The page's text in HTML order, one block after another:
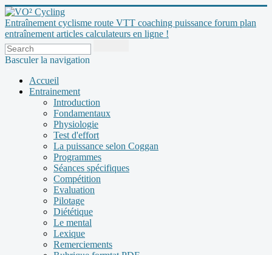
Entraînement cyclisme route VTT coaching puissance forum plan
entraînement articles calculateurs en ligne !
Basculer la navigation
Accueil
Entrainement
Introduction
Fondamentaux
Physiologie
Test d'effort
La puissance selon Coggan
Programmes
Séances spécifiques
Compétition
Evaluation
Pilotage
Diététique
Le mental
Lexique
Remerciements